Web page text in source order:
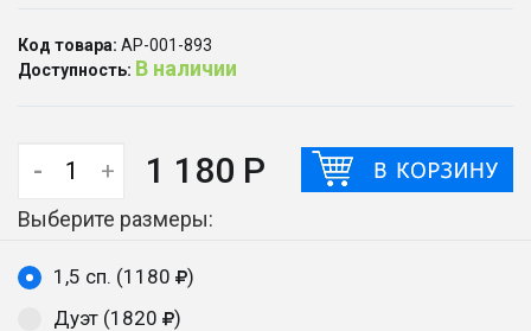
Код товара: АР-001-893
Доступность: В наличии
- + 1 180 Р
Выберите размеры:
1,5 сп. (1180
)
Дуэт (1820
)